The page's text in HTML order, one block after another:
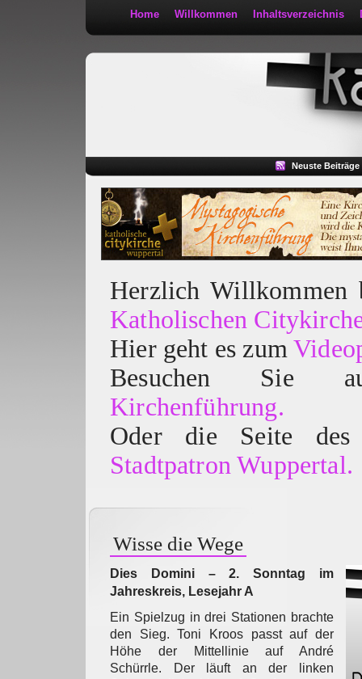
Home Willkommen Inhaltsverzeichnis
Neuste Beiträge
Herzlich
Katholischen
Hier geht es zum
Besuchen
Kirchenführung.
Oder die Seite des
Stadtpatron Wuppertal.
Wisse die Wege
Dies Domini – 2. Sonntag im
Jahreskreis, Lesejahr A
Ein Spielzug in drei Stationen brachte
den Sieg. Toni Kroos passt auf der
Höhe der Mittellinie auf André
Schürrle. Der läuft an der linken